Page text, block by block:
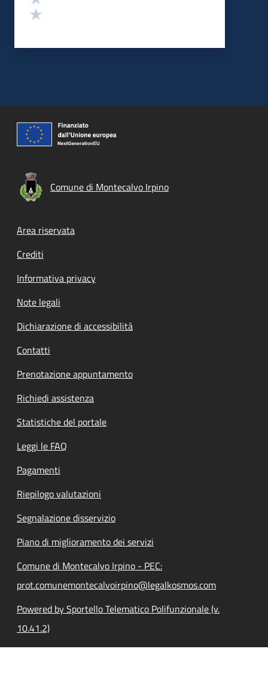
Comune di Montecalvo Irpino
Footer menu
Area riservata
Crediti
Informativa privacy
Note legali
Dichiarazione di accessibilità
Contatti
Prenotazione appuntamento
Richiedi assistenza
Statistiche del portale
Leggi le FAQ
Pagamenti
Riepilogo valutazioni
Segnalazione disservizio
Piano di miglioramento dei servizi
Comune di Montecalvo Irpino - PEC:
prot.comunemontecalvoirpino@legalkosmos.com
Powered by Sportello Telematico Polifunzionale (v.
10.41.2)